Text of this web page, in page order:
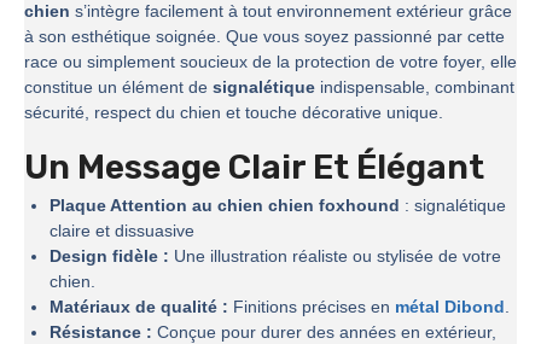
chien s’intègre facilement à tout environnement extérieur grâce
à son esthétique soignée. Que vous soyez passionné par cette
race ou simplement soucieux de la protection de votre foyer, elle
constitue un élément de signalétique indispensable, combinant
sécurité, respect du chien et touche décorative unique.
Un Message Clair Et Élégant
Plaque Attention au chien chien foxhound : signalétique
claire et dissuasive
Design fidèle : Une illustration réaliste ou stylisée de votre
chien.
Matériaux de qualité : Finitions précises en métal Dibond.
Résistance : Conçue pour durer des années en extérieur,